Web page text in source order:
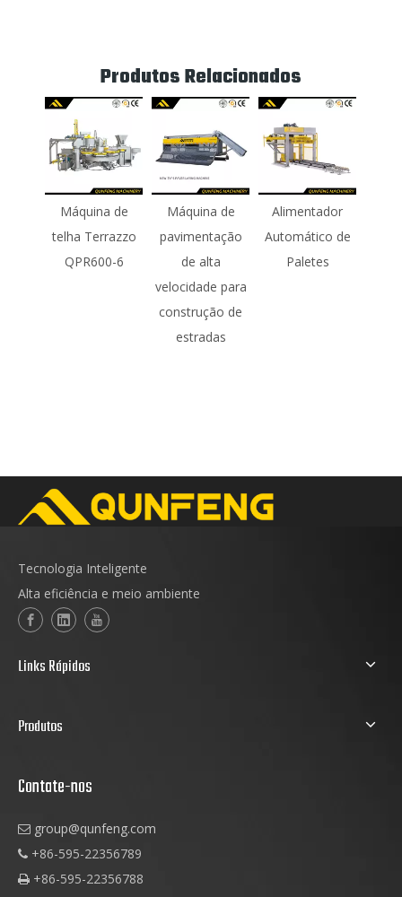
Produtos Relacionados
Máquina de
telha Terrazzo
QPR600-6
Máquina de
pavimentação
de alta
velocidade para
construção de
estradas
Alimentador
Automático de
Paletes
Tecnologia Inteligente
Alta eficiência e meio ambiente
Links Rápidos
Produtos
Contate-nos
 group@qunfeng.com
 +86-595-22356789
 +86-595-22356788